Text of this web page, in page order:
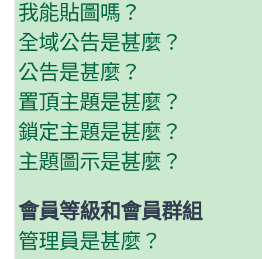
我能貼圖嗎？
全域公告是甚麼？
公告是甚麼？
置頂主題是甚麼？
鎖定主題是甚麼？
主題圖示是甚麼？
會員等級和會員群組
管理員是甚麼？